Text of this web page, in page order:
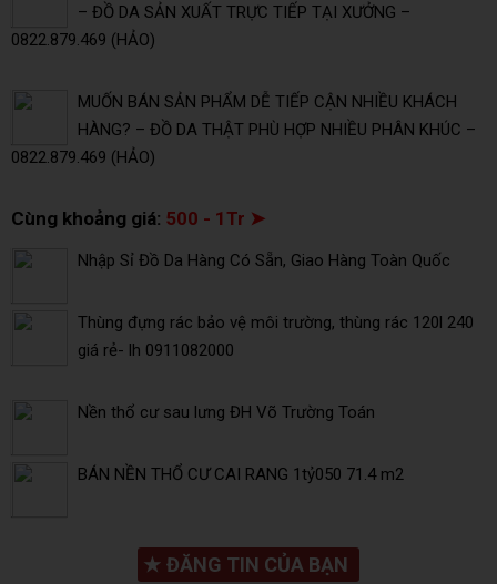
– ĐỒ DA SẢN XUẤT TRỰC TIẾP TẠI XƯỞNG –
0822.879.469 (HẢO)
MUỐN BÁN SẢN PHẨM DỄ TIẾP CẬN NHIỀU KHÁCH
HÀNG? – ĐỒ DA THẬT PHÙ HỢP NHIỀU PHÂN KHÚC –
0822.879.469 (HẢO)
Cùng khoảng giá: 500 - 1Tr ➤
Nhập Sỉ Đồ Da Hàng Có Sẵn, Giao Hàng Toàn Quốc
Thùng đựng rác bảo vệ môi trường, thùng rác 120l 240
giá rẻ- lh 0911082000
Nền thổ cư sau lưng ĐH Võ Trường Toán
BÁN NỀN THỔ CƯ CAI RANG 1tỷ050 71.4 m2
★ ĐĂNG TIN CỦA BẠN